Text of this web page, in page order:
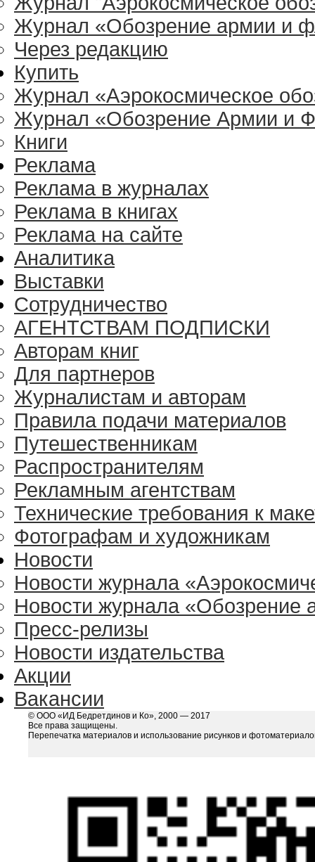
Журнал «Обозрение армии и
Через редакцию
Купить
Журнал «Аэрокосмическое
Журнал «Обозрение Армии и
Книги
Реклама
Реклама в журналах
Реклама в книгах
Реклама на сайте
Аналитика
Выставки
Сотрудничество
АГЕНТСТВАМ ПОДПИСКИ
Авторам книг
Для партнеров
Журналистам и авторам
Правила подачи материалов
Путешественникам
Распространителям
Рекламным агентствам
Технические требования к
Фотографам и художникам
Новости
Новости журнала
Новости журнала «Обозрение
Пресс-релизы
Новости издательства
Акции
Вакансии
© ООО «ИД Бедретдинов и Ко», 2000 — 2017
Все права защищены.
Перепечатка материалов и использование рисунков и